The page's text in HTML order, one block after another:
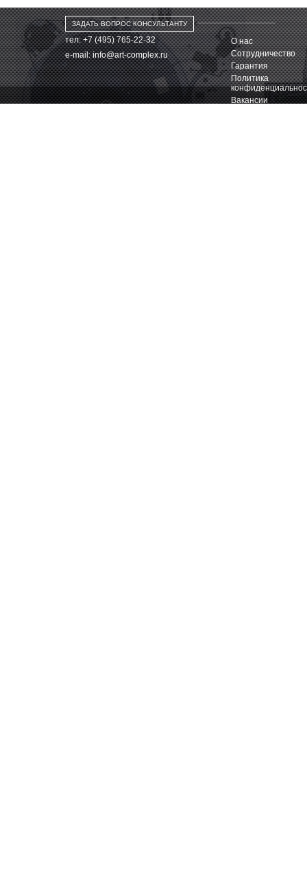
ЗАДАТЬ ВОПРОС КОНСУЛЬТАНТУ
тел: +7 (495) 765-22-32
e-mail:info@art-complex.ru
О нас
Сотрудничество
Гарантия
Политика
Вакансии